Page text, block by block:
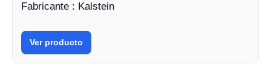
Fabricante : Kalstein
Ver producto